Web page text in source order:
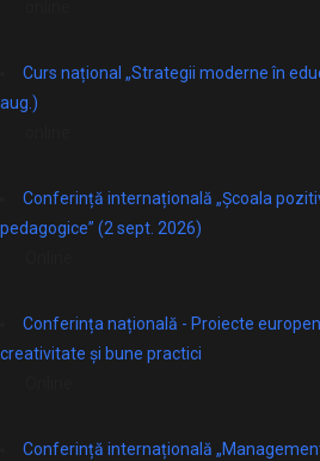
Curs național „Strategii moderne în
aug.)
Conferință internațională „Școala
pedagogice” (2 sept. 2026)
Conferința națională - Proiecte
creativitate și bune practici
Conferință internațională